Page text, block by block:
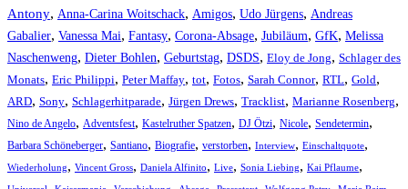
Antony, Anna-Carina Woitschack, Amigos, Udo Jürgens, Andreas
Gabalier, Vanessa Mai, Fantasy, Corona-Absage, Jubiläum, GfK, Melissa
Naschenweng, Dieter Bohlen, Geburtstag, DSDS, Eloy de Jong, Schlager des
Monats, Eric Philippi, Peter Maffay, tot, Fotos, Sarah Connor, RTL, Gold,
ARD, Sony, Schlagerhitparade, Jürgen Drews, Tracklist, Marianne Rosenberg,
Nino de Angelo, Adventsfest, Kastelruther Spatzen, DJ Ötzi, Nicole, Sendetermin,
Barbara Schöneberger, Santiano, Biografie, verstorben, Interview, Einschaltquote,
Wiederholung, Vincent Gross, Daniela Alfinito, Live, Sonia Liebing, Kai Pflaume,